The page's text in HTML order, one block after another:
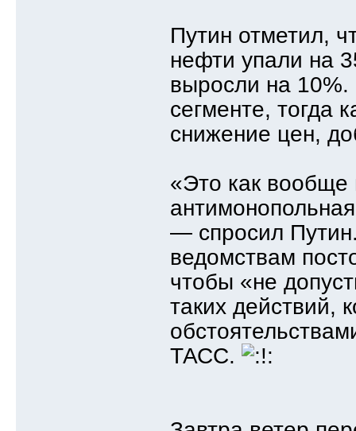
Путин отметил,
нефти упали на
выросли на
сегменте, тогда
снижение цен,
«Это как
— спросил
ведомствам
чтобы «не
таких действий,
ТАСС.